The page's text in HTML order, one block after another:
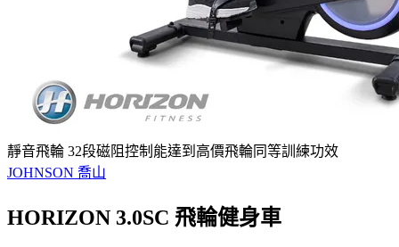
靜音飛輪 32段磁阻控制能達到高價飛輪同等訓練功效
JOHNSON 喬山
HORIZON 3.0SC 飛輪健身車